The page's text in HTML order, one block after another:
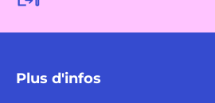
Plus d'infos